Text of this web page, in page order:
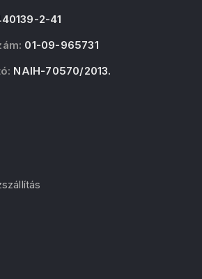
2-41
01-09-965731
NAIH-70570/2013.